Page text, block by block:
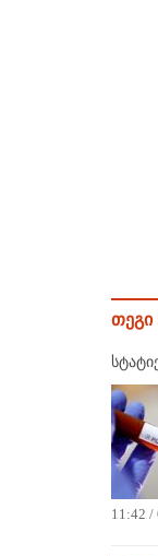
თეგი
11:42 /